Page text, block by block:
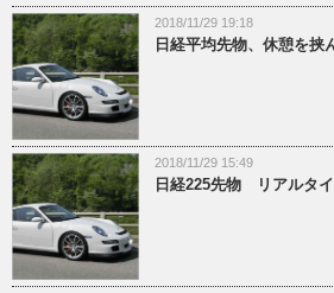
2018/11/29 19:18
日経平均先物、休憩を挟
2018/11/29 15:49
日経225先物 リアルタ